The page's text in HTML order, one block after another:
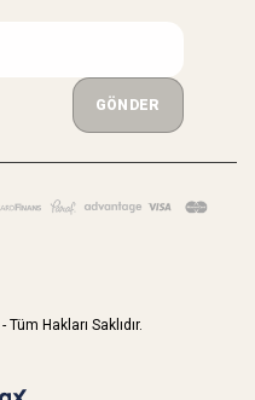
GÖNDER
- Tüm Hakları Saklıdır.